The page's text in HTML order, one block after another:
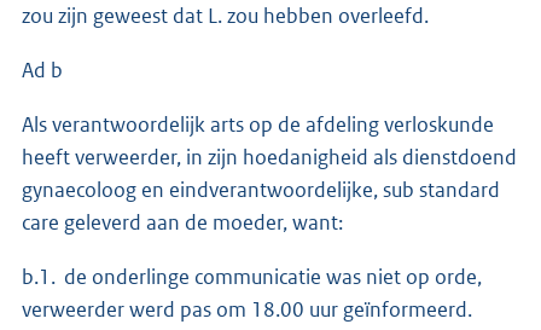
zou zijn geweest dat L. zou hebben overleefd.
Ad b
Als verantwoordelijk arts op de afdeling verloskunde
heeft verweerder, in zijn hoedanigheid als dienstdoend
gynaecoloog en eindverantwoordelijke, sub standard
care geleverd aan de moeder, want:
b.1. de onderlinge communicatie was niet op orde,
verweerder werd pas om 18.00 uur geïnformeerd.